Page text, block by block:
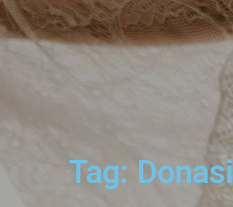
Tag: Donasi